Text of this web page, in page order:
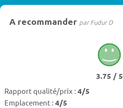
A recommander par Fudur D
3.75 / 5
Rapport qualité/prix : 4/5
Emplacement : 4/5